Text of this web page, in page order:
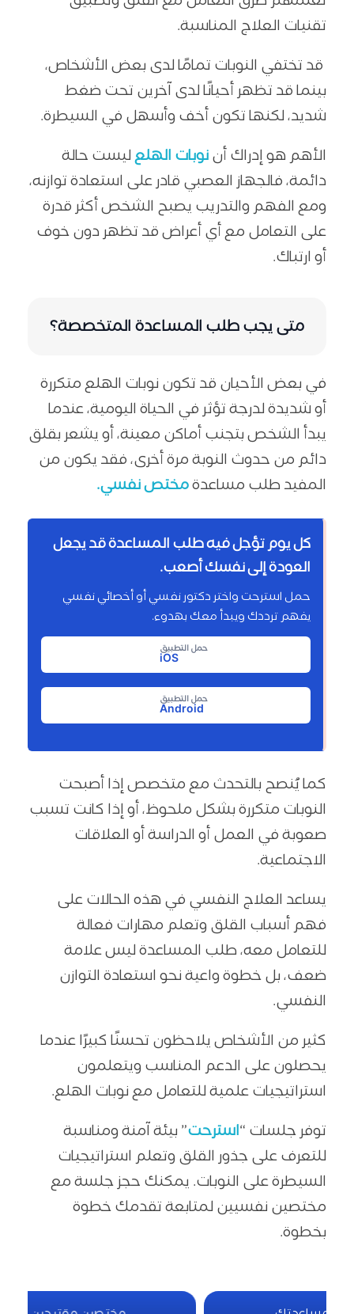
تقنيات العلاج المناسبة.
قد تختفي النوبات تمامًا لدى بعض الأشخاص،
بينما قد تظهر أحيانًا لدى آخرين تحت ضغط
شديد، لكنها تكون أخف وأسهل في السيطرة.
الأهم هو إدراك أن نوبات الهلع ليست حالة
دائمة، فالجهاز العصبي قادر على استعادة توازنه،
ومع الفهم والتدريب يصبح الشخص أكثر قدرة
على التعامل مع أي أعراض قد تظهر دون خوف
أو ارتباك.
متى يجب طلب المساعدة المتخصصة؟
في بعض الأحيان قد تكون نوبات الهلع متكررة
أو شديدة لدرجة تؤثر في الحياة اليومية، عندما
يبدأ الشخص بتجنب أماكن معينة، أو يشعر بقلق
دائم من حدوث النوبة مرة أخرى، فقد يكون من
المفيد طلب مساعدة مختص نفسي.
كل يوم تؤجل فيه طلب المساعدة قد يجعل
العودة إلى نفسك أصعب.
حمل استرحت واختر دكتور نفسي أو أخصائي نفسي
يفهم ترددك ويبدأ معك بهدوء.
حمل التطبيق
iOS
حمل التطبيق
Android
كما يُنصح بالتحدث مع متخصص إذا أصبحت
النوبات متكررة بشكل ملحوظ، أو إذا كانت تسبب
صعوبة في العمل أو الدراسة أو العلاقات
الاجتماعية.
يساعد العلاج النفسي في هذه الحالات على
فهم أسباب القلق وتعلم مهارات فعالة
للتعامل معه، طلب المساعدة ليس علامة
ضعف، بل خطوة واعية نحو استعادة التوازن
النفسي.
كثير من الأشخاص يلاحظون تحسنًا كبيرًا عندما
يحصلون على الدعم المناسب ويتعلمون
استراتيجيات علمية للتعامل مع نوبات الهلع.
توفر جلسات “ استرحت” بيئة آمنة ومناسبة
للتعرف على جذور القلق وتعلم استراتيجيات
السيطرة على النوبات. يمكنك حجز جلسة مع
مختصين نفسيين لمتابعة تقدمك خطوة
بخطوة.